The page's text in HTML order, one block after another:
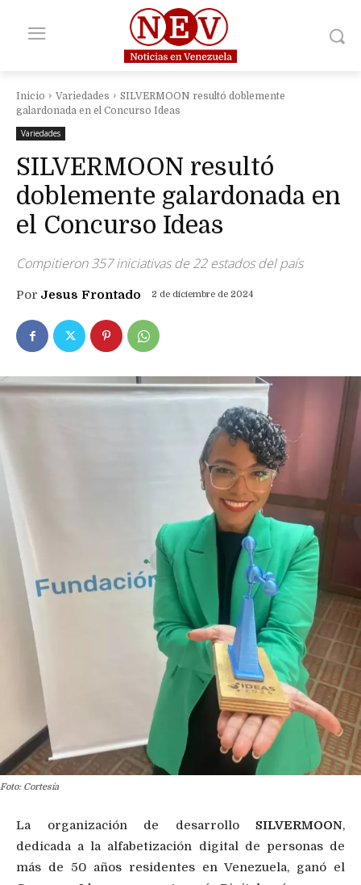
Inicio Variedades
SILVERMOON resultó doblemente
galardonada en el Concurso Ideas
Variedades
SILVERMOON resultó
doblemente galardonada en
el Concurso Ideas
Compitieron 357 iniciativas de 22 estados del país
Por Jesus Frontado 2 de diciembre de 2024
Foto: Cortesía
La organización de desarrollo SILVERMOON,
dedicada a la alfabetización digital de personas de
más de 50 años residentes en Venezuela, ganó el